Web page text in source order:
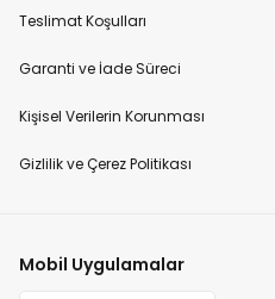
Teslimat Koşulları
Garanti ve İade Süreci
Kişisel Verilerin Korunması
Gizlilik ve Çerez Politikası
Mobil Uygulamalar